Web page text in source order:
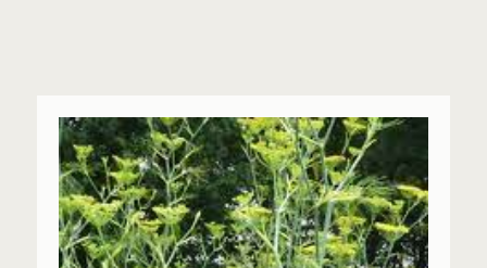
YOGA & MÉDITATION
PROGRAMMATION